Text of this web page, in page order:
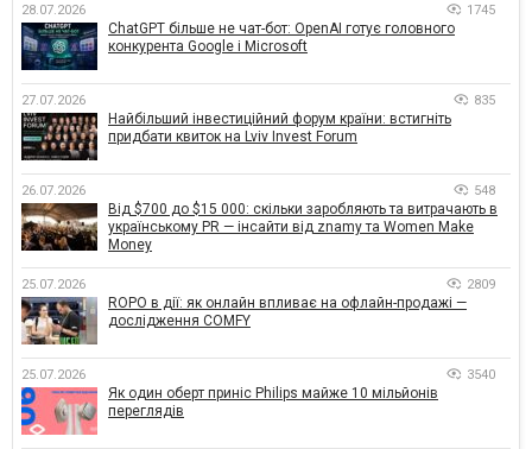
28.07.2026 1745
ChatGPT більше не чат-бот: OpenAI готує головного
конкурента Google і Microsoft
27.07.2026 835
Найбільший інвестиційний форум країни: встигніть
придбати квиток на Lviv Invest Forum
26.07.2026 548
Від $700 до $15 000: скільки заробляють та витрачають в
українському PR — інсайти від znamy та Women Make
Money
25.07.2026 2809
ROPO в дії: як онлайн впливає на офлайн-продажі —
дослідження COMFY
25.07.2026 3540
Як один оберт приніс Philips майже 10 мільйонів
переглядів